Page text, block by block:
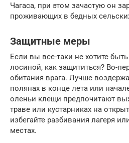
Чагаса, при этом зачастую он
проживающих в бедных
Защитные меры
Если вы все-таки не хотите
лосиной, как защититься? Во-
обитания врага. Лучше
полянах в конце лета или
оленьи клещи предпочитают
траве или кустарниках на
избегайте разбивания лагеря
местах.